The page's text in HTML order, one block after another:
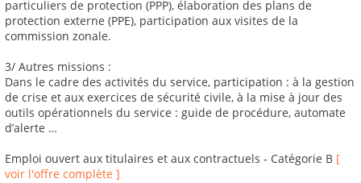
particuliers de protection (PPP), élaboration des plans de
protection externe (PPE), participation aux visites de la
commission zonale.
3/ Autres missions :
Dans le cadre des activités du service, participation : à la gestion
de crise et aux exercices de sécurité civile, à la mise à jour des
outils opérationnels du service : guide de procédure, automate
d’alerte …
Emploi ouvert aux titulaires et aux contractuels - Catégorie B [
voir l'offre complète ]